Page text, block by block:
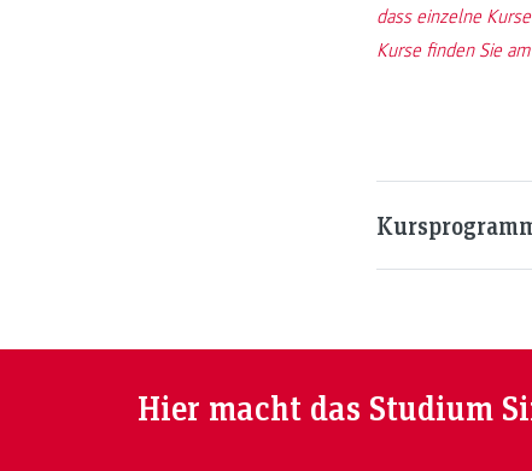
dass einzelne
Kurse finden Sie
Hier macht das Studium